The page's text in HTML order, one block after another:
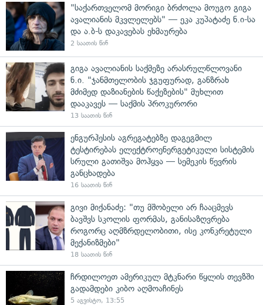
"საქართველომ მორიგი ბრძოლა მოუგო გიგა
ავალიანის მკვლელებს" — ეკა კუპატაძე ნ.ი-სა
და ა.ბ-ს დაკავებას ეხმაურება
2 საათის წინ
გიგა ავალიანის საქმეზე არასრულწლოვანი
ნ.ი. "ჯანმთელობის ჯგუფურად, განზრახ
მძიმედ დაზიანების წაქეზების" მუხლით
დააკავეს — საქმის პროკურორი
13 საათის წინ
ენგურჰესის აგრეგატებზე დაგეგმილ
ტესტირებას ელექტროენერგეტიკული სისტემის
სრული გათიშვა მოჰყვა — სემეკის წევრის
განცხადება
16 საათის წინ
გივი მიქანაძე: "თუ მშობელი არ ჩააცმევს
ბავშვს სკოლის ფორმას, განისაზღვრება
როგორც აღმზრდელობითი, ისე კონკრეტული
მექანიზმები"
18 საათის წინ
ჩრდილოეთ ამერიკულ მტკნარი წყლის თევზში
გადამდები კიბო აღმოაჩინეს
5 აგვისტო, 13:55